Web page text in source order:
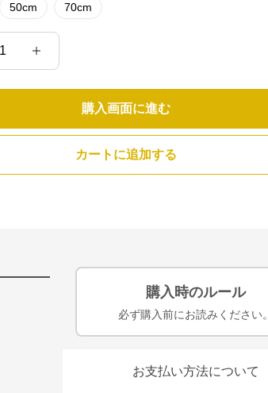
50cm 70cm
1
購入画面に進む
カートに追加する
購入時のルール
必ず購入前にお読みください。
お支払い方法について